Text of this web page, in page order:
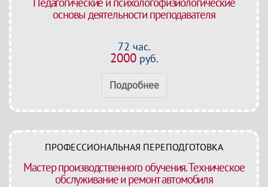
основы деятельности преподавателя
72 час.
2000руб.
Подробнее
ПРОФЕССИОНАЛЬНАЯ ПЕРЕПОДГОТОВКА
Мастер производственного обучения. Техническое
обслуживание и ремонт автомобиля